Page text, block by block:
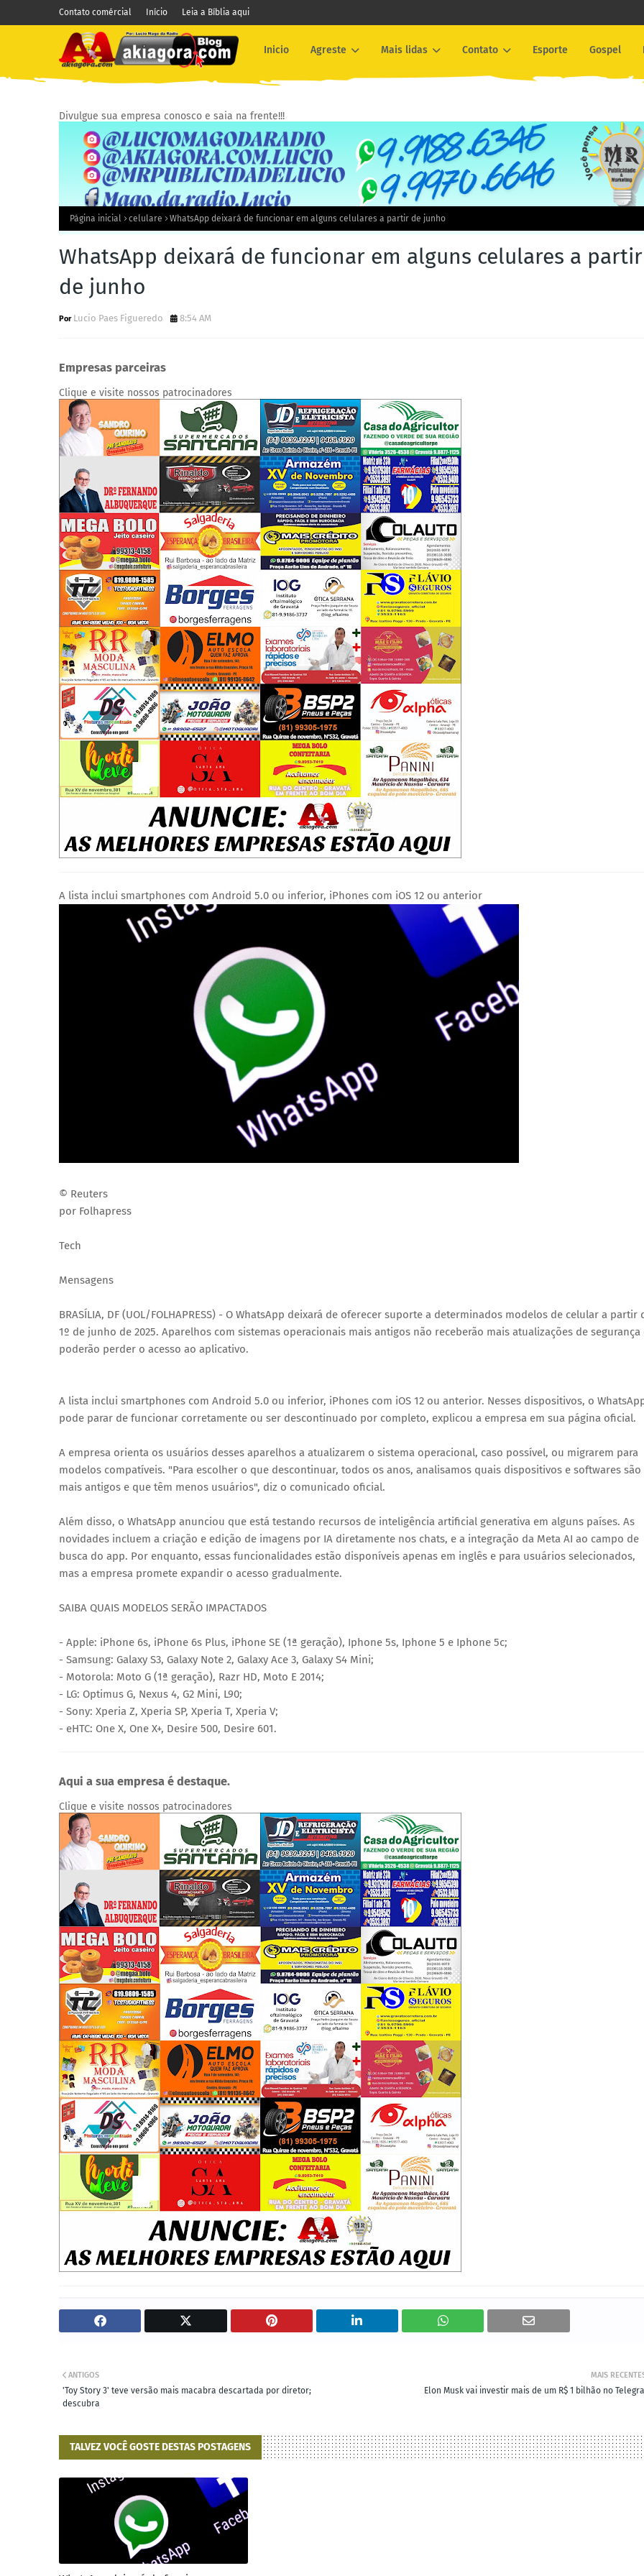
Contato comércial Início Leia a Bíblia aqui
Inicio Agreste Mais lidas Contato Esporte Gospel
Divulgue sua empresa conosco e saia na frente!!!
Página inicial celulare WhatsApp deixará de funcionar em alguns celulares a partir de junho
WhatsApp deixará de funcionar em alguns celulares a partir
de junho
Lucio Paes Figueredo 8:54 AM
Empresas parceiras
Clique e visite nossos patrocinadores
A lista inclui smartphones com Android 5.0 ou inferior, iPhones com iOS 12 ou anterior
© Reuters
por Folhapress
Tech
Mensagens
BRASÍLIA, DF (UOL/FOLHAPRESS) - O WhatsApp deixará de oferecer suporte a determinados modelos de celular a partir
1º de junho de 2025. Aparelhos com sistemas operacionais mais antigos não receberão mais atualizações de segurança
poderão perder o acesso ao aplicativo.
A lista inclui smartphones com Android 5.0 ou inferior, iPhones com iOS 12 ou anterior. Nesses dispositivos, o
pode parar de funcionar corretamente ou ser descontinuado por completo, explicou a empresa em sua página oficial.
A empresa orienta os usuários desses aparelhos a atualizarem o sistema operacional, caso possível, ou migrarem para
modelos compatíveis. "Para escolher o que descontinuar, todos os anos, analisamos quais dispositivos e softwares são
mais antigos e que têm menos usuários", diz o comunicado oficial.
Além disso, o WhatsApp anunciou que está testando recursos de inteligência artificial generativa em alguns países. As
novidades incluem a criação e edição de imagens por IA diretamente nos chats, e a integração da Meta AI ao campo de
busca do app. Por enquanto, essas funcionalidades estão disponíveis apenas em inglês e para usuários selecionados,
mas a empresa promete expandir o acesso gradualmente.
SAIBA QUAIS MODELOS SERÃO IMPACTADOS
- Apple: iPhone 6s, iPhone 6s Plus, iPhone SE (1ª geração), Iphone 5s, Iphone 5 e Iphone 5c;
- Samsung: Galaxy S3, Galaxy Note 2, Galaxy Ace 3, Galaxy S4 Mini;
- Motorola: Moto G (1ª geração), Razr HD, Moto E 2014;
- LG: Optimus G, Nexus 4, G2 Mini, L90;
- Sony: Xperia Z, Xperia SP, Xperia T, Xperia V;
- eHTC: One X, One X+, Desire 500, Desire 601.
Aqui a sua empresa é destaque.
Clique e visite nossos patrocinadores
MAIS
Elon Musk vai investir mais de um R$ 1 bilhão no
ANTIGOS
'Toy Story 3' teve versão mais macabra descartada por diretor;
descubra
TALVEZ VOCÊ GOSTE DESTAS POSTAGENS